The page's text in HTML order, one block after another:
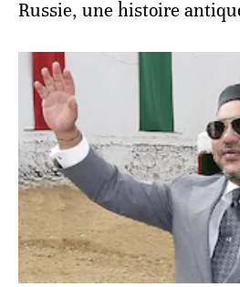
Russie, une histoire